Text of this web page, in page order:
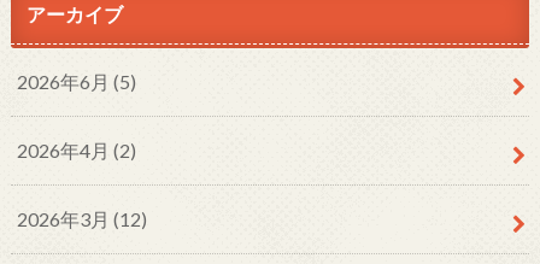
アーカイブ
2026年6月 (5)
2026年4月 (2)
2026年3月 (12)